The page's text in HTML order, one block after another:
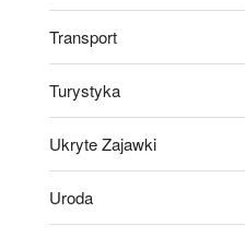
Transport
Turystyka
Ukryte Zajawki
Uroda